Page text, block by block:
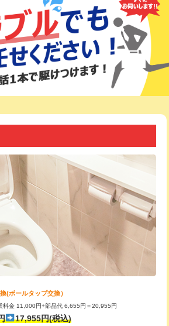
(ボールタップ交換）
料金 11,000円+部品代 6,655円＝20,955円
17,955円(税込)